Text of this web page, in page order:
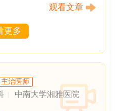
观看文章
更多
主治医师
中南大学湘雅医院